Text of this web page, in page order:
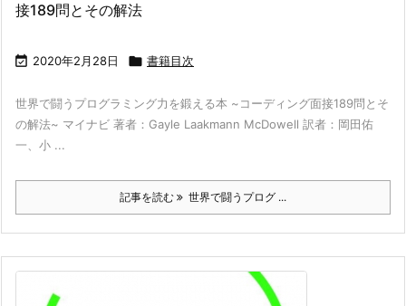
接189問とその解法
 2020年2月28日  書籍目次
世界で闘うプログラミング力を鍛える本 ~コーディング面接189問とそ
の解法~ マイナビ 著者：Gayle Laakmann McDowell 訳者：岡田佑
一、小 ...
記事を読む 世界で闘うプログ ...